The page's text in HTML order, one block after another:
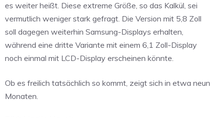
es weiter heißt. Diese extreme Größe, so das Kalkül, sei
vermutlich weniger stark gefragt. Die Version mit 5,8 Zoll
soll dagegen weiterhin Samsung-Displays erhalten,
während eine dritte Variante mit einem 6,1 Zoll-Display
noch einmal mit LCD-Display erscheinen könnte.
Ob es freilich tatsächlich so kommt, zeigt sich in etwa neun
Monaten.